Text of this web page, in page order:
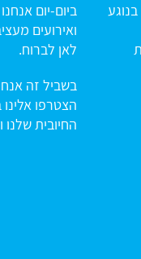
ביום-יום
ואירועים
לאן לברוח.
בשביל זה
הצטרפו
החיובית שלנו